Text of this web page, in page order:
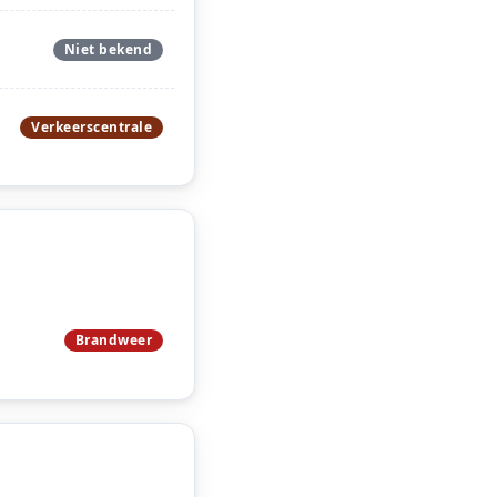
Niet bekend
Verkeerscentrale
Brandweer